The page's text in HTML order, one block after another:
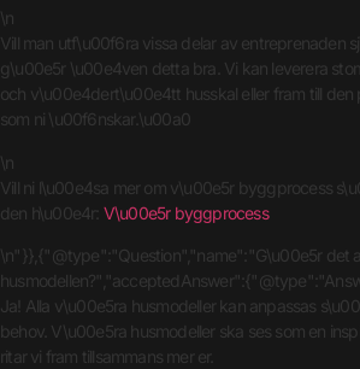
\n
Vill man utf\u00f6ra vissa delar av entreprenaden
g\u00e5r \u00e4ven detta bra. Vi kan leverera
och v\u00e4dert\u00e4tt husskal eller fram till den
som ni \u00f6nskar.\u00a0
\n
Vill ni l\u00e4sa mer om v\u00e5r byggprocess
den h\u00e4r: V\u00e5r byggprocess
\n"}},{"@type":"Question","name":"G\u00e5r det
Ja! Alla v\u00e5ra husmodeller kan anpassas
behov. V\u00e5ra husmodeller ska ses som en
ritar vi fram tillsammans mer er.